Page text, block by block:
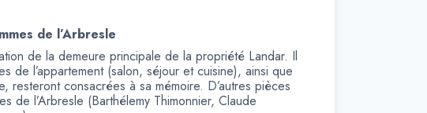
de l’Arbresle
de la demeure principale de la propriété Landar. Il
de l’appartement (salon, séjour et cuisine), ainsi que
resteront consacrées à sa mémoire. D’autres pièces
de l’Arbresle (Barthélemy Thimonnier, Claude